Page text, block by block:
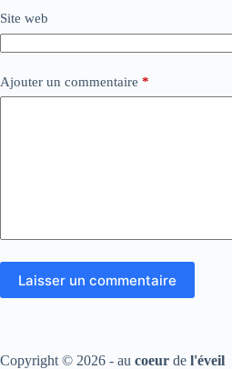
Site web
Ajouter un commentaire *
Laisser un commentaire
Copyright © 2026 - au coeur de l'éveil